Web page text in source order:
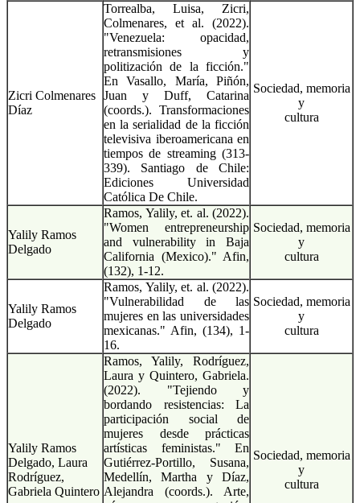
Zicri Colmenares
Díaz
Torrealba, Luisa, Zicri,
Colmenares, et al. (2022).
"Venezuela: opacidad,
retransmisiones y
politización de la ficción."
En Vasallo, María, Piñón,
Juan y Duff, Catarina
(coords.). Transformaciones
en la serialidad de la ficción
televisiva iberoamericana en
tiempos de streaming (313-
339). Santiago de Chile:
Ediciones Universidad
Católica De Chile.
Sociedad, memoria
y
cultura
Yalily Ramos
Delgado
Ramos, Yalily, et. al. (2022).
"Women entrepreneurship
and vulnerability in Baja
California (Mexico)." Afin,
(132), 1-12.
Sociedad, memoria
y
cultura
Yalily Ramos
Delgado
Ramos, Yalily, et. al. (2022).
"Vulnerabilidad de las
mujeres en las universidades
mexicanas." Afin, (134), 1-
16.
Sociedad, memoria
y
cultura
Yalily Ramos
Delgado, Laura
Rodríguez,
Gabriela Quintero
Ramos, Yalily, Rodríguez,
Laura y Quintero, Gabriela.
(2022). "Tejiendo y
bordando resistencias: La
participación social de
mujeres desde prácticas
artísticas feministas." En
Gutiérrez-Portillo, Susana,
Medellín, Martha y Díaz,
Alejandra (coords.). Arte,
Sociedad, memoria
y
cultura